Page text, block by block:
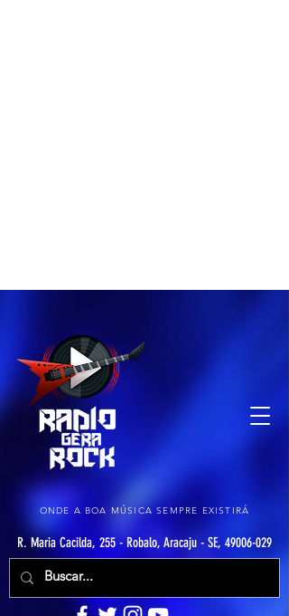
ONDE A BOA MÚSICA SEMPRE EXISTIRÁ
R. Maria Cacilda, 255 - Robalo, Aracaju - SE, 49006-029